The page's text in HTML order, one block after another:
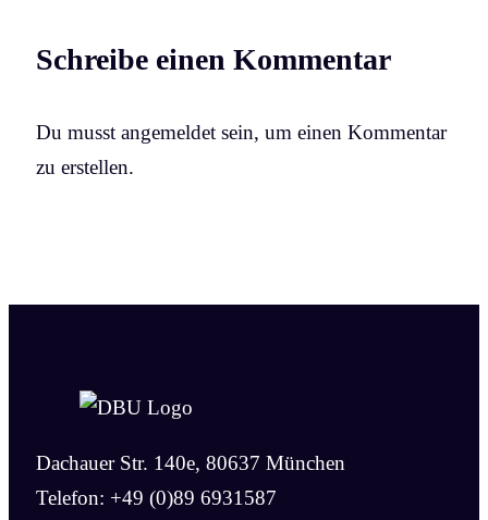
Schreibe einen Kommentar
Du musst angemeldet sein, um einen Kommentar
zu erstellen.
Dachauer Str. 140e, 80637 München
Telefon: +49 (0)89 6931587